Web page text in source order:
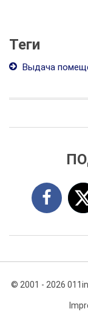
Теги
Выдача
© 2001 - 2026